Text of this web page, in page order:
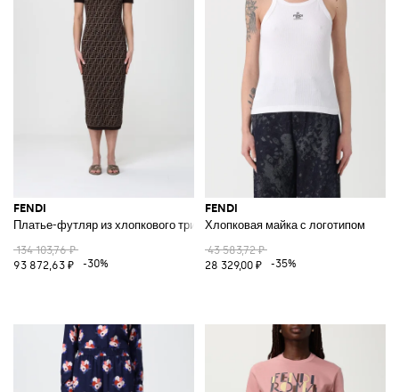
FENDI
Платье-футляр из хлопкового трикотажа FF
134 103,76 ₽
93 872,63 ₽
-30%
FENDI
Хлопковая майка с логотипом
43 583,72 ₽
28 329,00 ₽
-35%